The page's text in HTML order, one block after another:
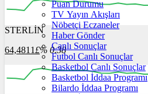
12:00 13:00 14:00
STERLİN
64,4811£% 0.38
Puan Durumu
TV Yayın Akışları
Nöbetçi Eczaneler
Haber Gönder
Canlı Sonuçlar
Futbol Canlı Sonuçlar
Basketbol Canlı Sonuçlar
Basketbol İddaa Programı
Bilardo İddaa Programı